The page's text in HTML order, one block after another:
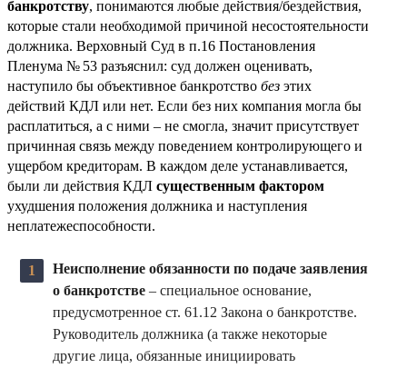
банкротству, понимаются любые действия/бездействия,
которые стали необходимой причиной несостоятельности
должника. Верховный Суд в п.16 Постановления
Пленума № 53 разъяснил: суд должен оценивать,
наступило бы объективное банкротство без этих
действий КДЛ или нет. Если без них компания могла бы
расплатиться, а с ними – не смогла, значит присутствует
причинная связь между поведением контролирующего и
ущербом кредиторам. В каждом деле устанавливается,
были ли действия КДЛ существенным фактором
ухудшения положения должника и наступления
неплатежеспособности.
Неисполнение обязанности по подаче заявления
о банкротстве – специальное основание,
предусмотренное ст. 61.12 Закона о банкротстве.
Руководитель должника (а также некоторые
другие лица, обязанные инициировать